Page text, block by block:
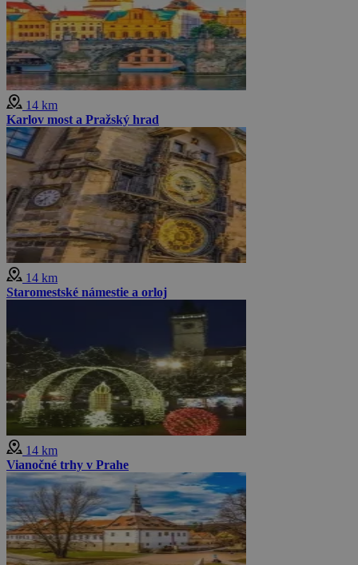
14 km
Karlov most a Pražský hrad
14 km
Staromestské námestie a orloj
14 km
Vianočné trhy v Prahe